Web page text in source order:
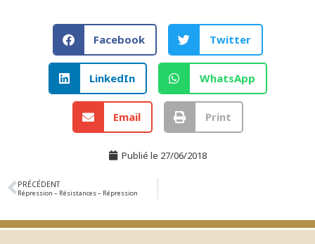
Facebook Twitter
LinkedIn WhatsApp
Email Print
Publié le 27/06/2018
PRÉCÉDENT
Répression – Résistances – Répression